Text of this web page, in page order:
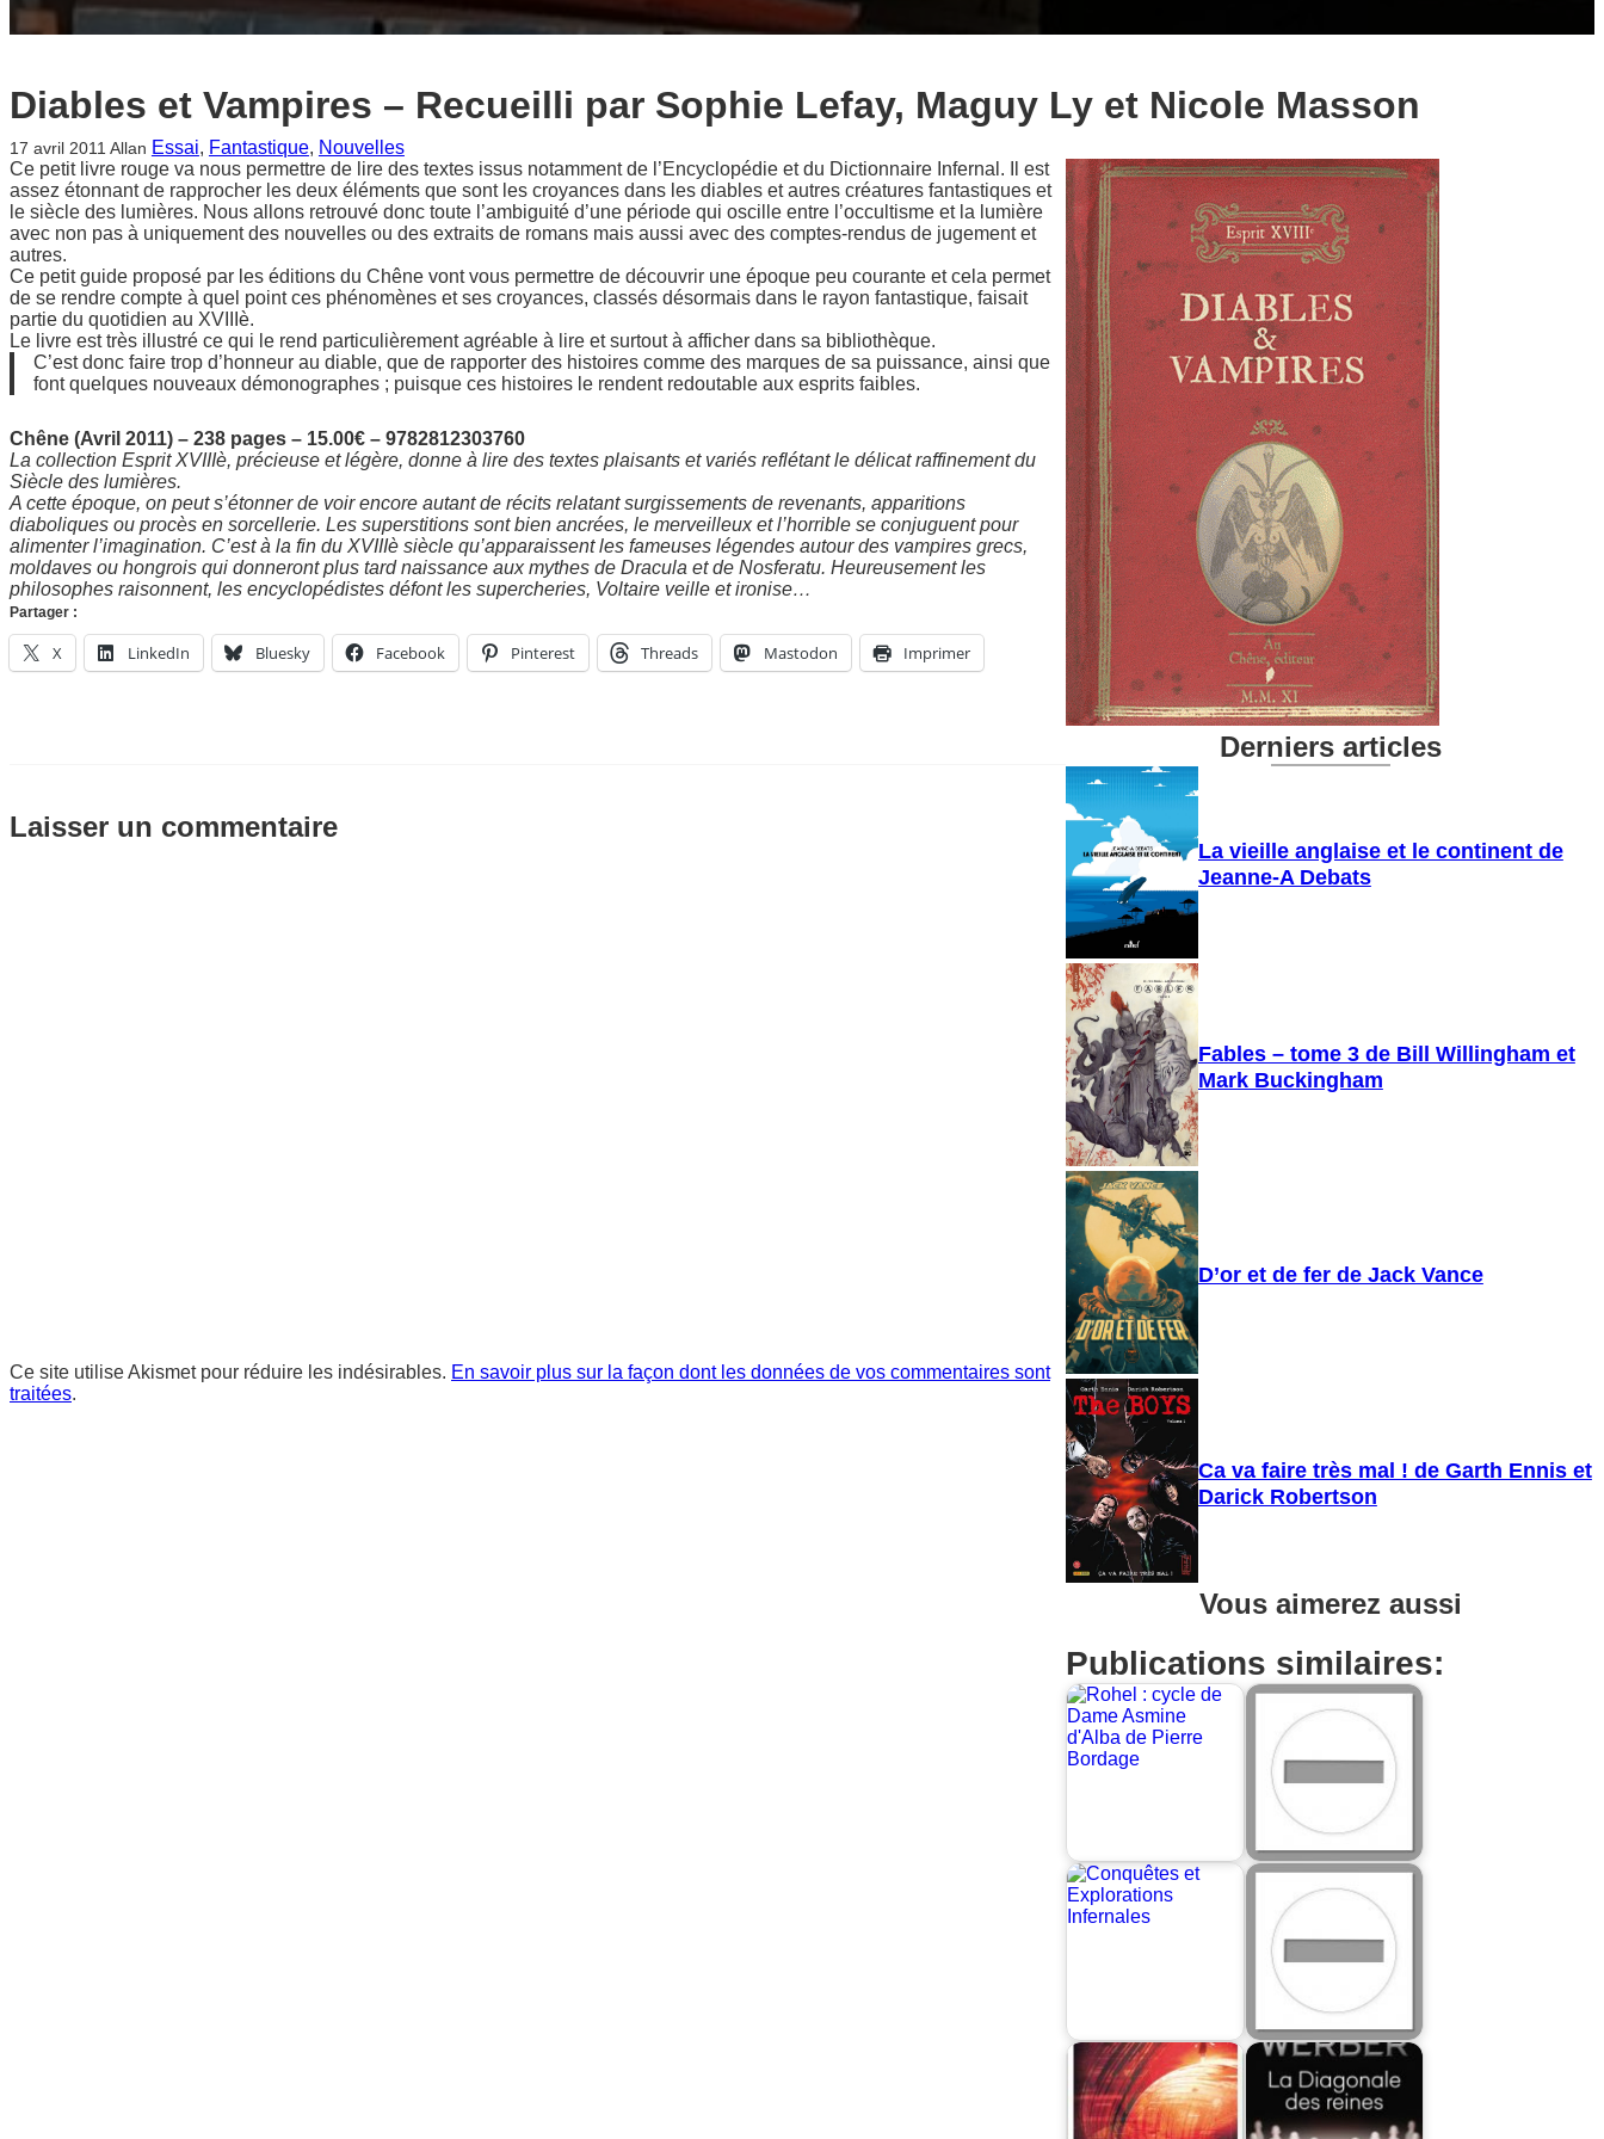
Diables et Vampires – Recueilli par Sophie Lefay, Maguy Ly et Nicole Masson
17 avril 2011 Allan Essai, Fantastique, Nouvelles
Ce petit livre rouge va nous permettre de lire des textes issus notamment de l’Encyclopédie et du Dictionnaire Infernal. Il est
assez étonnant de rapprocher les deux éléments que sont les croyances dans les diables et autres créatures fantastiques et
le siècle des lumières. Nous allons retrouvé donc toute l’ambiguité d’une période qui oscille entre l’occultisme et la lumière
avec non pas à uniquement des nouvelles ou des extraits de romans mais aussi avec des comptes-rendus de jugement et
autres.
Ce petit guide proposé par les éditions du Chêne vont vous permettre de découvrir une époque peu courante et cela permet
de se rendre compte à quel point ces phénomènes et ses croyances, classés désormais dans le rayon fantastique, faisait
partie du quotidien au XVIIIè.
Le livre est très illustré ce qui le rend particulièrement agréable à lire et surtout à afficher dans sa bibliothèque.
C’est donc faire trop d’honneur au diable, que de rapporter des histoires comme des marques de sa puissance, ainsi que
font quelques nouveaux démonographes ; puisque ces histoires le rendent redoutable aux esprits faibles.
Chêne (Avril 2011) – 238 pages – 15.00€ – 9782812303760
La collection Esprit XVIIIè, précieuse et légère, donne à lire des textes plaisants et variés reflétant le délicat raffinement du
Siècle des lumières.
A cette époque, on peut s’étonner de voir encore autant de récits relatant surgissements de revenants, apparitions
diaboliques ou procès en sorcellerie. Les superstitions sont bien ancrées, le merveilleux et l’horrible se conjuguent pour
alimenter l’imagination. C’est à la fin du XVIIIè siècle qu’apparaissent les fameuses légendes autour des vampires grecs,
moldaves ou hongrois qui donneront plus tard naissance aux mythes de Dracula et de Nosferatu. Heureusement les
philosophes raisonnent, les encyclopédistes défont les supercheries, Voltaire veille et ironise…
Partager :
X LinkedIn Bluesky Facebook Pinterest Threads Mastodon Imprimer
Laisser un commentaire
Ce site utilise Akismet pour réduire les indésirables. En savoir plus sur la façon dont les données de vos commentaires sont
traitées.
Derniers articles
La vieille anglaise et le continent de
Jeanne-A Debats
Fables – tome 3 de Bill Willingham et
Mark Buckingham
D’or et de fer de Jack Vance
Ca va faire très mal ! de Garth Ennis et
Darick Robertson
Vous aimerez aussi
Publications similaires: